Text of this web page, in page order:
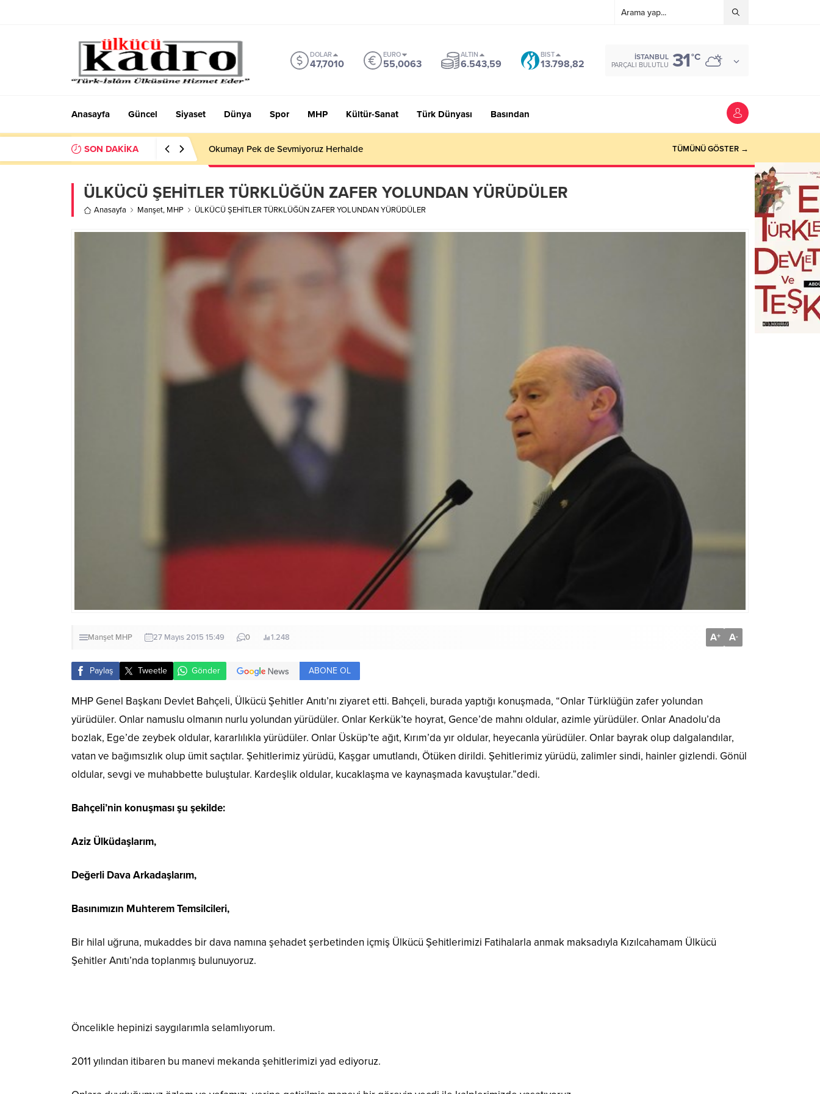
DOLAR
47,7010
EURO
55,0063
ALTIN
6.543,59
BIST
13.798,82
İSTANBUL
PARÇALI BULUTLU 31°C
Anasayfa Güncel Siyaset Dünya Spor MHP Kültür-Sanat Türk Dünyası Basından
SON DAKİKA Okumayı Pek de Sevmiyoruz Herhalde TÜMÜNÜ GÖSTER →
ÜLKÜCÜ ŞEHİTLER TÜRKLÜĞÜN ZAFER YOLUNDAN YÜRÜDÜLER
Anasayfa Manşet, MHP ÜLKÜCÜ ŞEHİTLER TÜRKLÜĞÜN ZAFER YOLUNDAN YÜRÜDÜLER
Manşet MHP 27 Mayıs 2015 15:49 0 1.248 A+ A-
Paylaş Tweetle Gönder ABONE OL
MHP Genel Başkanı Devlet Bahçeli, Ülkücü Şehitler Anıtı’nı ziyaret etti. Bahçeli, burada yaptığı konuşmada, “Onlar Türklüğün zafer yolundan
yürüdüler. Onlar namuslu olmanın nurlu yolundan yürüdüler. Onlar Kerkük’te hoyrat, Gence’de mahnı oldular, azimle yürüdüler. Onlar Anadolu’da
bozlak, Ege’de zeybek oldular, kararlılıkla yürüdüler. Onlar Üsküp’te ağıt, Kırım’da yır oldular, heyecanla yürüdüler. Onlar bayrak olup dalgalandılar,
vatan ve bağımsızlık olup ümit saçtılar. Şehitlerimiz yürüdü, Kaşgar umutlandı, Ötüken dirildi. Şehitlerimiz yürüdü, zalimler sindi, hainler gizlendi. Gönül
oldular, sevgi ve muhabbette buluştular. Kardeşlik oldular, kucaklaşma ve kaynaşmada kavuştular.”dedi.
Bahçeli’nin konuşması şu şekilde:
Aziz Ülküdaşlarım,
Değerli Dava Arkadaşlarım,
Basınımızın Muhterem Temsilcileri,
Bir hilal uğruna, mukaddes bir dava namına şehadet şerbetinden içmiş Ülkücü Şehitlerimizi Fatihalarla anmak maksadıyla Kızılcahamam Ülkücü
Şehitler Anıtı’nda toplanmış bulunuyoruz.
Öncelikle hepinizi saygılarımla selamlıyorum.
2011 yılından itibaren bu manevi mekanda şehitlerimizi yad ediyoruz.